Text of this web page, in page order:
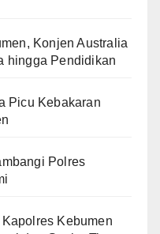
Konjen Australia
hingga Pendidikan
Picu Kebakaran
Polres
Kebumen